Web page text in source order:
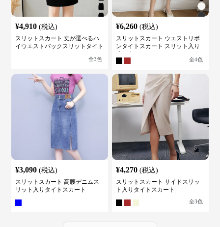
¥4,910 (税込)
スリットスカート 丈が選べるハ
イウエストバックスリットタイト
全3色
¥6,260 (税込)
スリットスカート ウエストリボ
ンタイトスカート スリット入り
全4色
¥3,090 (税込)
スリットスカート 高腰デニムス
リット入りタイトスカート
¥4,270 (税込)
スリットスカート サイドスリッ
ト入りタイトスカート
全3色